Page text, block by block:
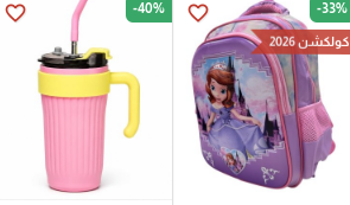
favorite_border -33%
كولكشن 2026
favorite_border -40%